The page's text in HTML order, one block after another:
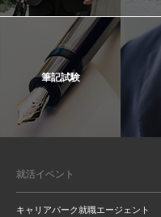
筆記試験
就活イベント
キャリアパーク就職エージェント